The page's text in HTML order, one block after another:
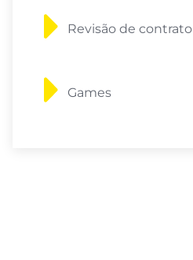
Revisão de contrato
Games